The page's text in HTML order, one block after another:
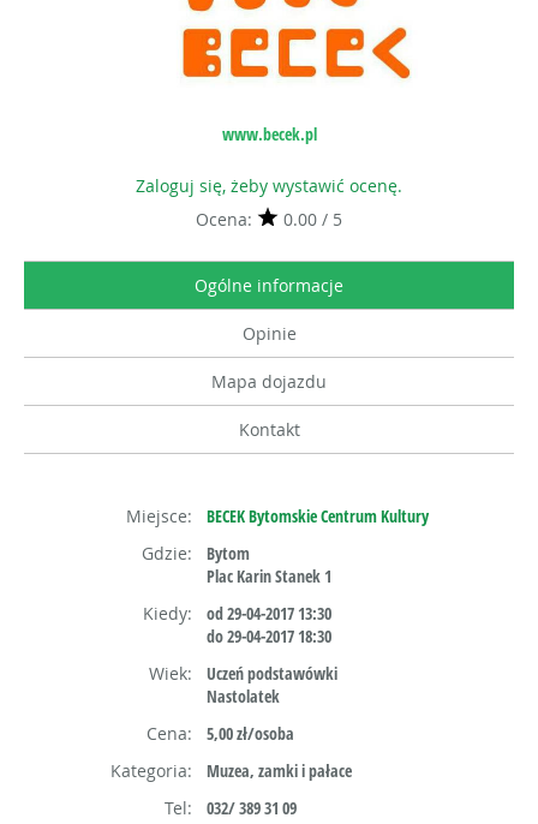
www.becek.pl
Zaloguj się, żeby wystawić ocenę.
Ocena:
0.00 / 5
Ogólne informacje
Opinie
Mapa dojazdu
Kontakt
Miejsce:
BECEK Bytomskie Centrum Kultury
Gdzie:
Bytom
Plac Karin Stanek 1
Kiedy:
od 29-04-2017 13:30
do 29-04-2017 18:30
Wiek:
Uczeń podstawówki
Nastolatek
Cena:
5,00 zł/osoba
Kategoria:
Muzea, zamki i pałace
Tel:
032/ 389 31 09